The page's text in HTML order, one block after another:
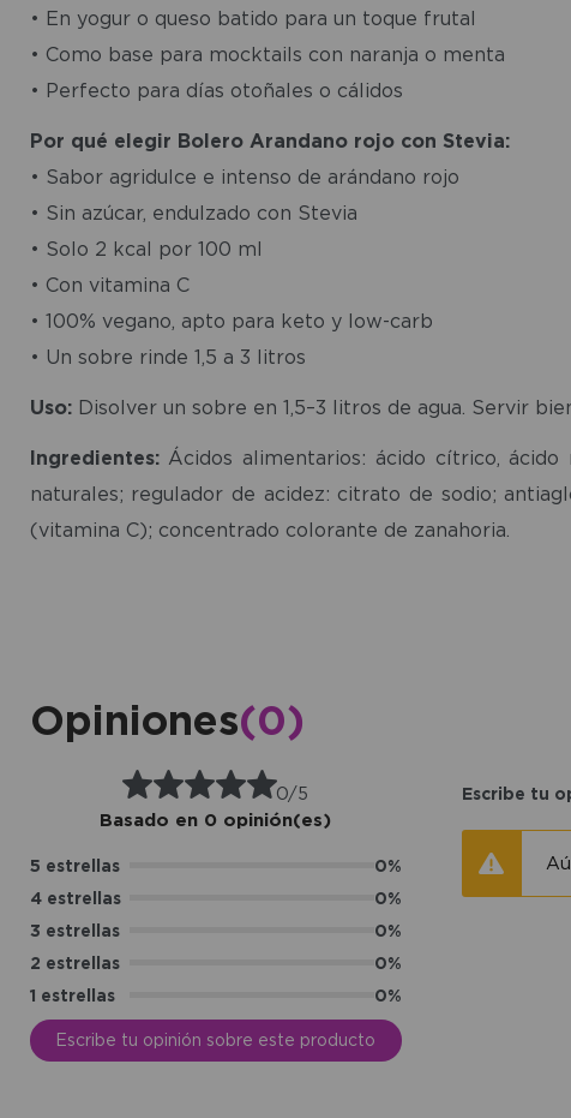
• En yogur o queso batido para un toque frutal
• Como base para mocktails con naranja o menta
• Perfecto para días otoñales o cálidos
Por qué elegir Bolero Arandano rojo con Stevia:
• Sabor agridulce e intenso de arándano rojo
• Sin azúcar, endulzado con Stevia
• Solo 2 kcal por 100 ml
• Con vitamina C
• 100% vegano, apto para keto y low-carb
• Un sobre rinde 1,5 a 3 litros
Uso:Disolver un sobre en 1,5–3 litros de agua. Servir
Ingredientes:Ácidos alimentarios: ácido cítrico, ácido
naturales; regulador de acidez: citrato de sodio;
(vitamina C); concentrado colorante de zanahoria.
Opiniones(0)
0/5
Basado en 0 opinión(es)
5 estrellas
0%
4 estrellas
0%
3 estrellas
0%
2 estrellas
0%
1 estrellas
0%
Escribe tu opinión sobre este producto
Escribe tu